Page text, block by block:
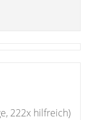
222x hilfreich)